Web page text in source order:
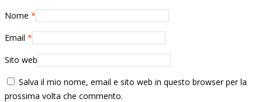
Nome *
Email *
Sito web
Salva il mio nome, email e sito web in questo browser per la
prossima volta che commento.